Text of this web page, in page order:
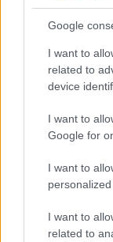
Google
I want to
related to
device
I want to
Google for
I want to
personalized
I want to
related to
elhagynod a
és az RTL